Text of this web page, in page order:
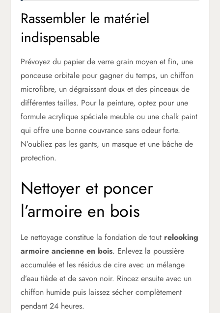
Rassembler le matériel
indispensable
Prévoyez du papier de verre grain moyen et fin, une
ponceuse orbitale pour gagner du temps, un chiffon
microfibre, un dégraissant doux et des pinceaux de
différentes tailles. Pour la peinture, optez pour une
formule acrylique spéciale meuble ou une chalk paint
qui offre une bonne couvrance sans odeur forte.
N’oubliez pas les gants, un masque et une bâche de
protection.
Nettoyer et poncer
l’armoire en bois
Le nettoyage constitue la fondation de tout relooking
armoire ancienne en bois. Enlevez la poussière
accumulée et les résidus de cire avec un mélange
d’eau tiède et de savon noir. Rincez ensuite avec un
chiffon humide puis laissez sécher complètement
pendant 24 heures.